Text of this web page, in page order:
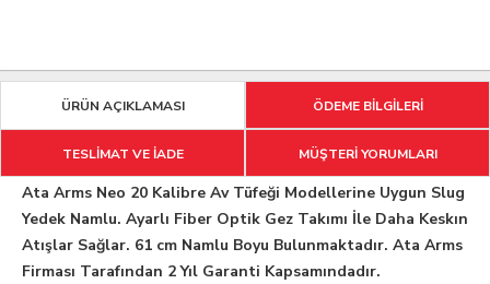
ÜRÜN AÇIKLAMASI ÖDEME BİLGİLERİ
TESLİMAT VE İADE MÜŞTERİ YORUMLARI
Ata Arms Neo 20 Kalibre Av Tüfeği Modellerine Uygun Slug
Yedek Namlu. Ayarlı Fiber Optik Gez Takımı İle Daha Keskın
Atışlar Sağlar. 61 cm Namlu Boyu Bulunmaktadır. Ata Arms
Firması Tarafından 2 Yıl Garanti Kapsamındadır.